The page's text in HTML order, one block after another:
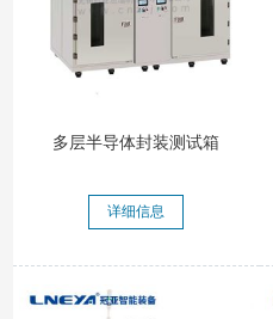
多层半导体封装测试箱
详细信息